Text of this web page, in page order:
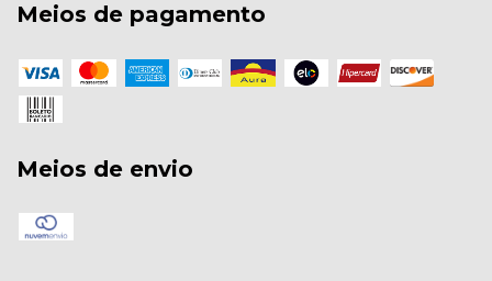
Meios de pagamento
Meios de envio